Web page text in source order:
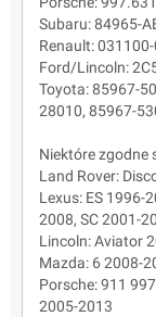
Subaru: 84965-
Renault:
Ford/Lincoln:
Toyota: 85967-
28010, 85967-
Niektóre zgodne
Land Rover:
Lexus: ES 1996-
2008, SC 2001-
Lincoln: Aviator
Mazda: 6 2008-
Porsche: 911
2005-2013